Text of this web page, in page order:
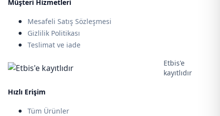
Müşteri Hizmetleri
Mesafeli Satış Sözleşmesi
Gizlilik Politikası
Teslimat ve iade
Etbis'e
kayıtlıdır
Hızlı Erişim
Tüm Ürünler